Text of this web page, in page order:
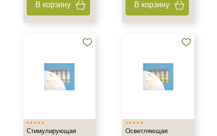
флакон
Аминокислоты
Время применения
В корзину В корзину
Стимулирующая
Осветляющая